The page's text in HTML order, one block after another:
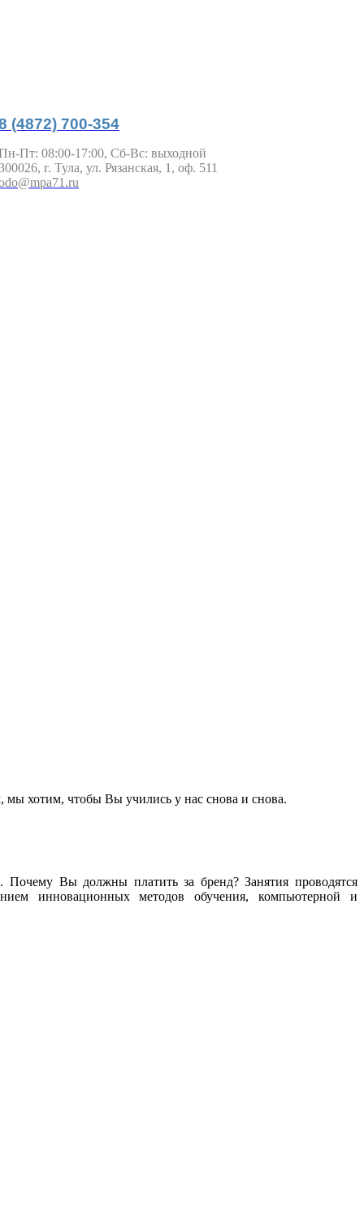
(4872) 700-354
Пт: 08:00-17:00, Сб-Вс: выходной
г. Тула, ул. Рязанская, 1, оф. 511
мы хотим, чтобы Вы учились у нас снова и снова.
Почему Вы должны платить за бренд? Занятия проводятся
инновационных методов обучения, компьютерной и